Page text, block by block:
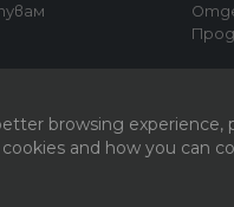
browsing
and how you can